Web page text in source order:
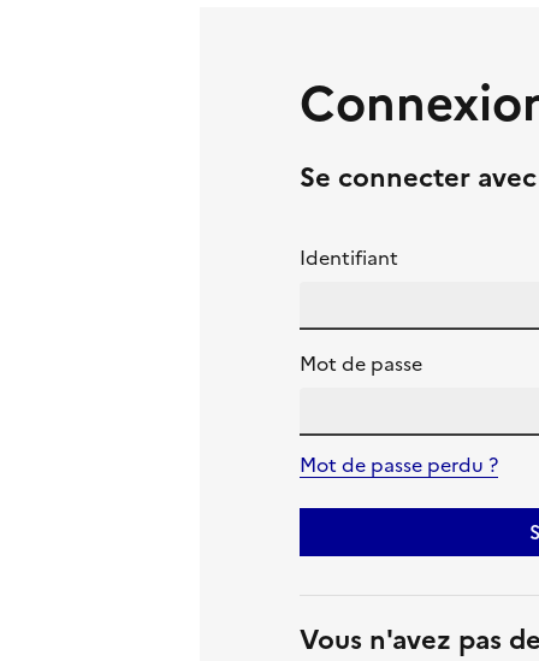
Se connecter
Identifiant
Mot de passe
Mot de passe perdu ?
Vous n'avez pas